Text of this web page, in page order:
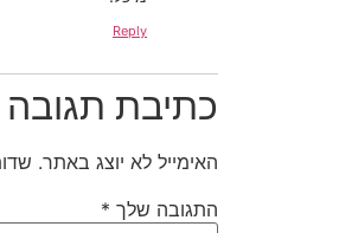
Reply
כתיבת תגובה
האימייל לא יוצג באתר.
התגובה שלך *